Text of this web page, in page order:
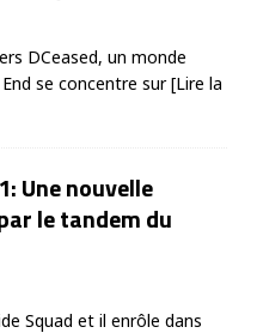
DCeased, un monde
se concentre sur[Lire la
Une nouvelle
le tandem du
Squad et il enrôle dans